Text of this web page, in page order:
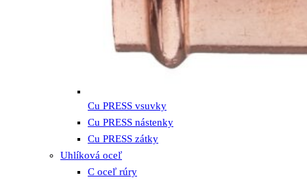
Cu PRESS vsuvky
Cu PRESS nástenky
Cu PRESS zátky
Uhlíková oceľ
C oceľ rúry